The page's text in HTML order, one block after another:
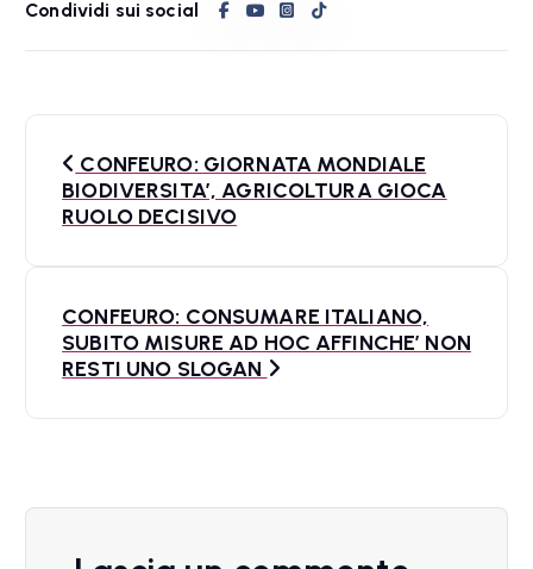
Condividi sui social
o
CONFEURO: GIORNATA MONDIALE
BIODIVERSITA’, AGRICOLTURA GIOCA
RUOLO DECISIVO
CONFEURO: CONSUMARE ITALIANO,
SUBITO MISURE AD HOC AFFINCHE’ NON
RESTI UNO SLOGAN